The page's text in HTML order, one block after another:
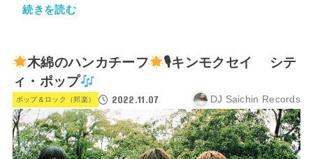
続きを読む
木綿のハンカチーフ
🎙キンモクセイ シテ
ィ・ポップ
ポップ＆ロック（邦楽） 2022.11.07 DJ Saichin Records